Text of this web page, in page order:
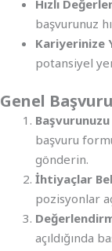
Hızlı
başvurunuz
Kariyerinize
potansiyel
Genel
başvuru
gönderin.
İhtiyaçlar
pozisyonlar
açıldığında